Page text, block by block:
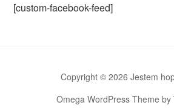
[custom-facebook-feed]
Copyright © 2026 Jestem
Omega WordPress Theme by